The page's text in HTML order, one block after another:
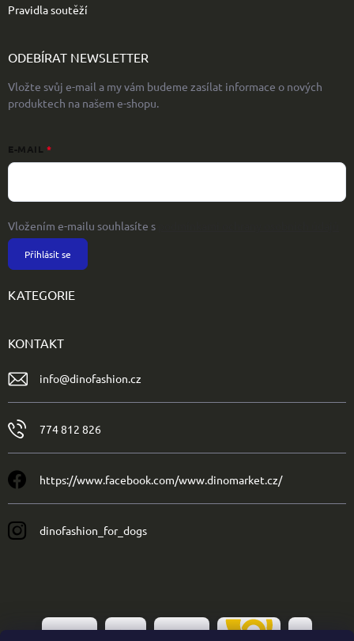
Pravidla soutěží
ODEBÍRAT NEWSLETTER
Vložte svůj e-mail a my vám budeme zasílat informace o nových
produktech na našem e-shopu.
E-MAIL
Vložením e-mailu souhlasíte s
Přihlásit se
KATEGORIE
KONTAKT
info@dinofashion.cz
774 812 826
https://www.facebook.com/www.dinomarket.cz/
dinofashion_for_dogs